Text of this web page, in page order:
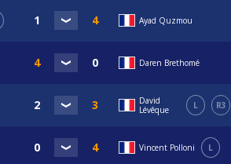
Ayad Quzmou
Daren Brethomé
David
Lévêque
L R3
Vincent Polloni L